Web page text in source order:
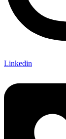
Linkedin